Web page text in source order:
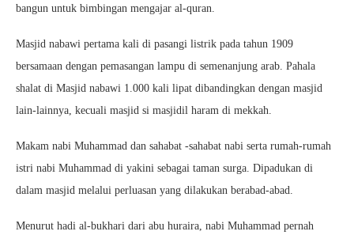
bangun untuk bimbingan mengajar al-quran.
Masjid nabawi pertama kali di pasangi listrik pada tahun 1909
bersamaan dengan pemasangan lampu di semenanjung arab. Pahala
shalat di Masjid nabawi 1.000 kali lipat dibandingkan dengan masjid
lain-lainnya, kecuali masjid si masjidil haram di mekkah.
Makam nabi Muhammad dan sahabat -sahabat nabi serta rumah-rumah
istri nabi Muhammad di yakini sebagai taman surga. Dipadukan di
dalam masjid melalui perluasan yang dilakukan berabad-abad.
Menurut hadi al-bukhari dari abu huraira, nabi Muhammad pernah